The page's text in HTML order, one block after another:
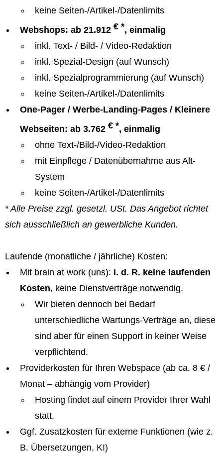
keine Seiten-/Artikel-/Datenlimits
Webshops: ab 21.912 € *, einmalig
inkl. Text- / Bild- / Video-Redaktion
inkl. Spezial-Design (auf Wunsch)
inkl. Spezialprogrammierung (auf Wunsch)
keine Seiten-/Artikel-/Datenlimits
One-Pager / Werbe-Landing-Pages / Kleinere
Webseiten: ab 3.762 € *, einmalig
ohne Text-/Bild-/Video-Redaktion
mit Einpflege / Datenübernahme aus Alt-
System
keine Seiten-/Artikel-/Datenlimits
* Alle Preise zzgl. gesetzl. USt. Das Angebot richtet
sich ausschließlich an gewerbliche Kunden.
Laufende (monatliche / jährliche) Kosten:
Mit brain at work (uns): i. d. R. keine laufenden
Kosten, keine Dienstverträge notwendig.
Wir bieten dennoch bei Bedarf
unterschiedliche Wartungs-Verträge an, diese
sind aber für einen Support in keiner Weise
verpflichtend.
Providerkosten für Ihren Webspace (ab ca. 8 € /
Monat – abhängig vom Provider)
Hosting findet auf einem Provider Ihrer Wahl
statt.
Ggf. Zusatzkosten für externe Funktionen (wie z.
B. Übersetzungen, KI)